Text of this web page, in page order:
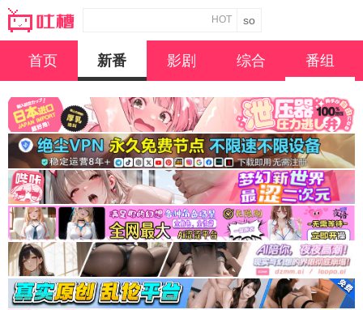
HOT
首页 新番 影剧 综合 番组